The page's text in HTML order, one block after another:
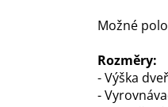
Možné
Rozměry:
- Výška
-